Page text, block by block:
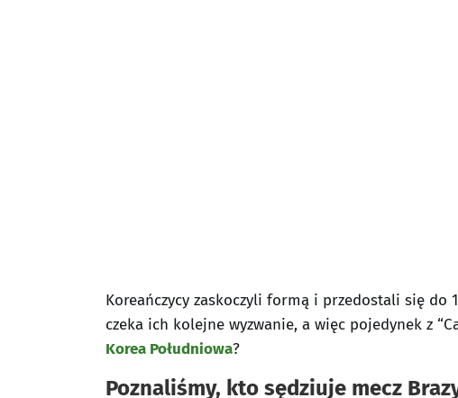
Koreańczycy zaskoczyli formą i przedostali się do
czeka ich kolejne wyzwanie, a więc pojedynek z
Korea Południowa?
Poznaliśmy, kto sędziuje mecz